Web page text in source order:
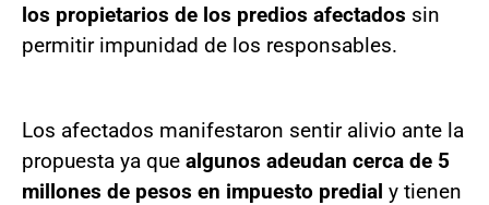
los propietarios de los predios afectados sin
permitir impunidad de los responsables.
Los afectados manifestaron sentir alivio ante la
propuesta ya que algunos adeudan cerca de 5
millones de pesos en impuesto predial y tienen